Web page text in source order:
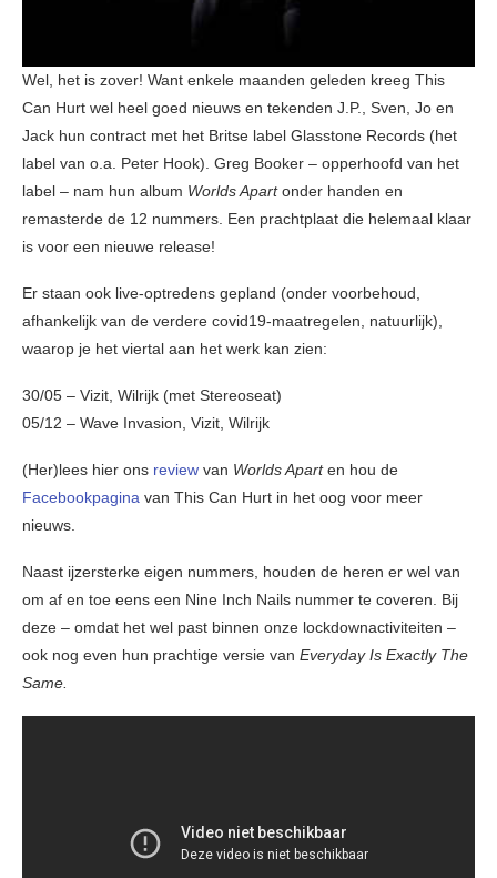
Wel, het is zover! Want enkele maanden geleden kreeg This
Can Hurt wel heel goed nieuws en tekenden J.P., Sven, Jo en
Jack hun contract met het Britse label Glasstone Records (het
label van o.a. Peter Hook). Greg Booker – opperhoofd van het
label – nam hun album Worlds Apartonder handen en
remasterde de 12 nummers. Een prachtplaat die helemaal klaar
is voor een nieuwe release!
Er staan ook live-optredens gepland (onder voorbehoud,
afhankelijk van de verdere covid19-maatregelen, natuurlijk),
waarop je het viertal aan het werk kan zien:
30/05 – Vizit, Wilrijk (met Stereoseat)
05/12 – Wave Invasion, Vizit, Wilrijk
(Her)lees hier ons review van Worlds Aparten hou de
Facebookpagina van This Can Hurt in het oog voor meer
nieuws.
Naast ijzersterke eigen nummers, houden de heren er wel van
om af en toe eens een Nine Inch Nails nummer te coveren. Bij
deze – omdat het wel past binnen onze lockdownactiviteiten –
ook nog even hun prachtige versie van Everyday Is Exactly The
Same.